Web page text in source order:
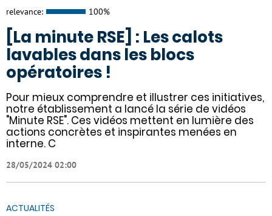
relevance: 100%
[La minute RSE] : Les calots
lavables dans les blocs
opératoires !
Pour mieux comprendre et illustrer ces initiatives,
notre établissement a lancé la série de vidéos
"Minute RSE". Ces vidéos mettent en lumière des
actions concrètes et inspirantes menées en
interne. C
28/05/2024 02:00
ACTUALITÉS